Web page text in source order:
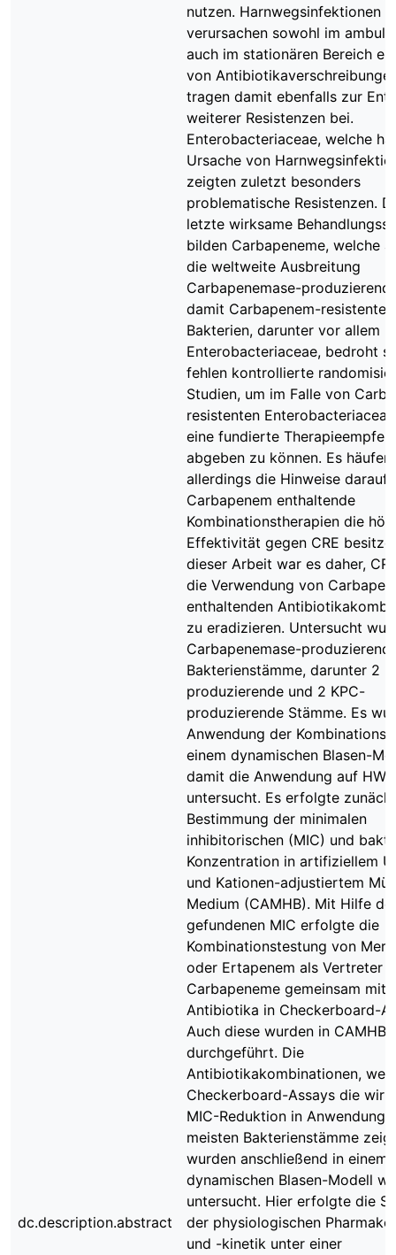
dc.description.abstract
nutzen. Harnwegsinfektionen
verursachen sowohl im
auch im stationären Bereich
von
tragen damit ebenfalls zur
weiterer Resistenzen bei.
Enterobacteriaceae, welche
Ursache von
zeigten zuletzt besonders
problematische Resistenzen.
letzte wirksame
bilden Carbapeneme, welche
die weltweite Ausbreitung
Carbapenemase-
damit Carbapenem-resistenter
Bakterien, darunter vor allem
Enterobacteriaceae, bedroht
fehlen kontrollierte
Studien, um im Falle von
resistenten
eine fundierte
abgeben zu können. Es häufen
allerdings die Hinweise darauf,
Carbapenem enthaltende
Kombinationstherapien die
Effektivität gegen CRE
dieser Arbeit war es daher,
die Verwendung von
enthaltenden
zu eradizieren. Untersucht
Carbapenemase-
Bakterienstämme, darunter 2
produzierende und 2 KPC-
produzierende Stämme. Es
Anwendung der
einem dynamischen Blasen-
damit die Anwendung auf HWI
untersucht. Es erfolgte
Bestimmung der minimalen
inhibitorischen (MIC) und
Konzentration in artifiziellem
und Kationen-adjustiertem
Medium (CAMHB). Mit Hilfe
gefundenen MIC erfolgte die
Kombinationstestung von
oder Ertapenem als Vertreter
Carbapeneme gemeinsam mit
Antibiotika in Checkerboard-
Auch diese wurden in CAMHB
durchgeführt. Die
Antibiotikakombinationen,
Checkerboard-Assays die
MIC-Reduktion in Anwendung
meisten Bakterienstämme
wurden anschließend in einem
dynamischen Blasen-Modell
untersucht. Hier erfolgte die
der physiologischen
und -kinetik unter einer